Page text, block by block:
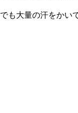
も大量の汗をかい